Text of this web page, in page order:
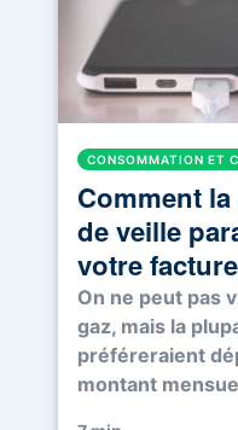
CONSOMMATION ET
Comment
de veille
votre facture
On ne peut pas
gaz, mais la
préféreraient
montant